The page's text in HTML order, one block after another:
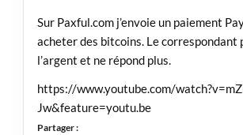
Sur Paxful.com j’envoie un paiement
acheter des bitcoins. Le correspondant
l’argent et ne répond plus.
https://www.youtube.com/
Jw&feature=youtu.be
Partager :